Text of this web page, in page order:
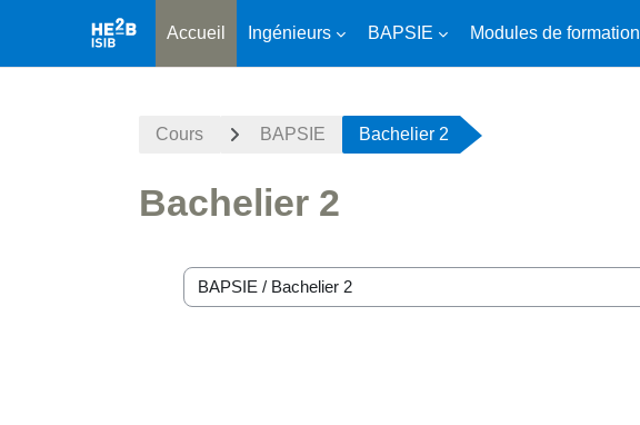
Accueil Ingénieurs BAPSIE Modules de formation
Cours BAPSIE Bachelier 2
Bachelier 2
Catégories de cours